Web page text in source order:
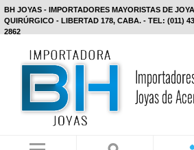
BH JOYAS - IMPORTADORES MAYORISTAS DE
QUIRÚRGICO - LIBERTAD 178, CABA. - TEL: (011)
2862